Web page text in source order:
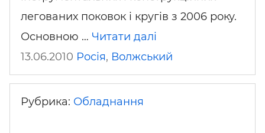
легованих поковок і кругів з 2006 року.
Основною … Читати далі
13.06.2010 Росія, Волжський
Рубрика: Обладнання